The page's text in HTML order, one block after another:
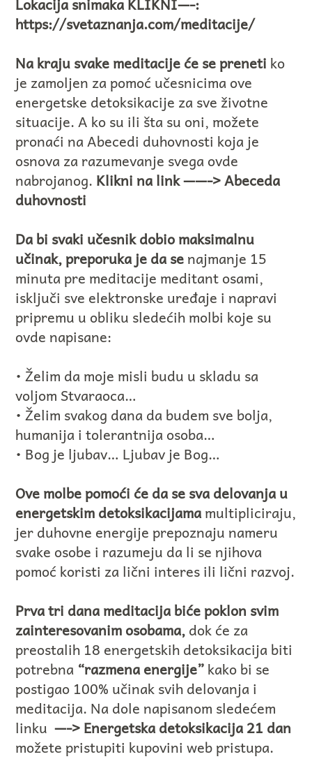
https://svetaznanja.com/meditacije/
Na kraju svake meditacije će se preneti ko
je zamoljen za pomoć učesnicima ove
energetske detoksikacije za sve životne
situacije. A ko su ili šta su oni, možete
pronaći na Abecedi duhovnosti koja je
osnova za razumevanje svega ovde
nabrojanog. Klikni na link——-> Abeceda
duhovnosti
Da bi svaki učesnik dobio maksimalnu
učinak, preporuka je da senajmanje 15
minuta pre meditacije meditant osami,
isključi sve elektronske uređaje i napravi
pripremu u obliku sledećih molbi koje su
ovde napisane:
• Želim da moje misli budu u skladu sa
voljom Stvaraoca…
• Želim svakog dana da budem sve bolja,
humanija i tolerantnija osoba…
• Bog je ljubav… Ljubav je Bog…
Ove molbe pomoći će da se sva delovanja u
energetskim detoksikacijamamultipliciraju,
jer duhovne energije prepoznaju nameru
svake osobe i razumeju da li se njihova
pomoć koristi za lični interes ili lični razvoj.
Prva tri dana meditacija biće poklon svim
zainteresovanim osobama,dok će za
preostalih 18 energetskih detoksikacija biti
potrebna “razmena energije”kako bi se
postigao 100% učinak svih delovanja i
meditacija. Na dole napisanom sledećem
linku—-> Energetska detoksikacija 21 dan
možete pristupiti kupovini web pristupa.